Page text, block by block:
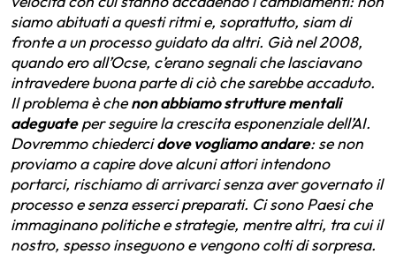
siamo abituati a questi ritmi e, soprattutto, siam di
fronte a un processo guidato da altri. Già nel 2008,
quando ero all’Ocse, c’erano segnali che lasciavano
intravedere buona parte di ciò che sarebbe accaduto.
Il problema è chenon abbiamo strutture mentali
adeguateper seguire la crescita esponenziale dell’AI.
Dovremmo chiedercidove vogliamo andare: se non
proviamo a capire dove alcuni attori intendono
portarci, rischiamo di arrivarci senza aver governato il
processo e senza esserci preparati. Ci sono Paesi che
immaginano politiche e strategie, mentre altri, tra cui il
nostro, spesso inseguono e vengono colti di sorpresa.